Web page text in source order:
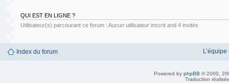
QUI EST EN LIGNE ?
Utilisateur(s) parcourant ce forum : Aucun utilisateur inscrit and 4 invités
Index du forum L’équipe
Powered by phpBB © 2000,
Traduction